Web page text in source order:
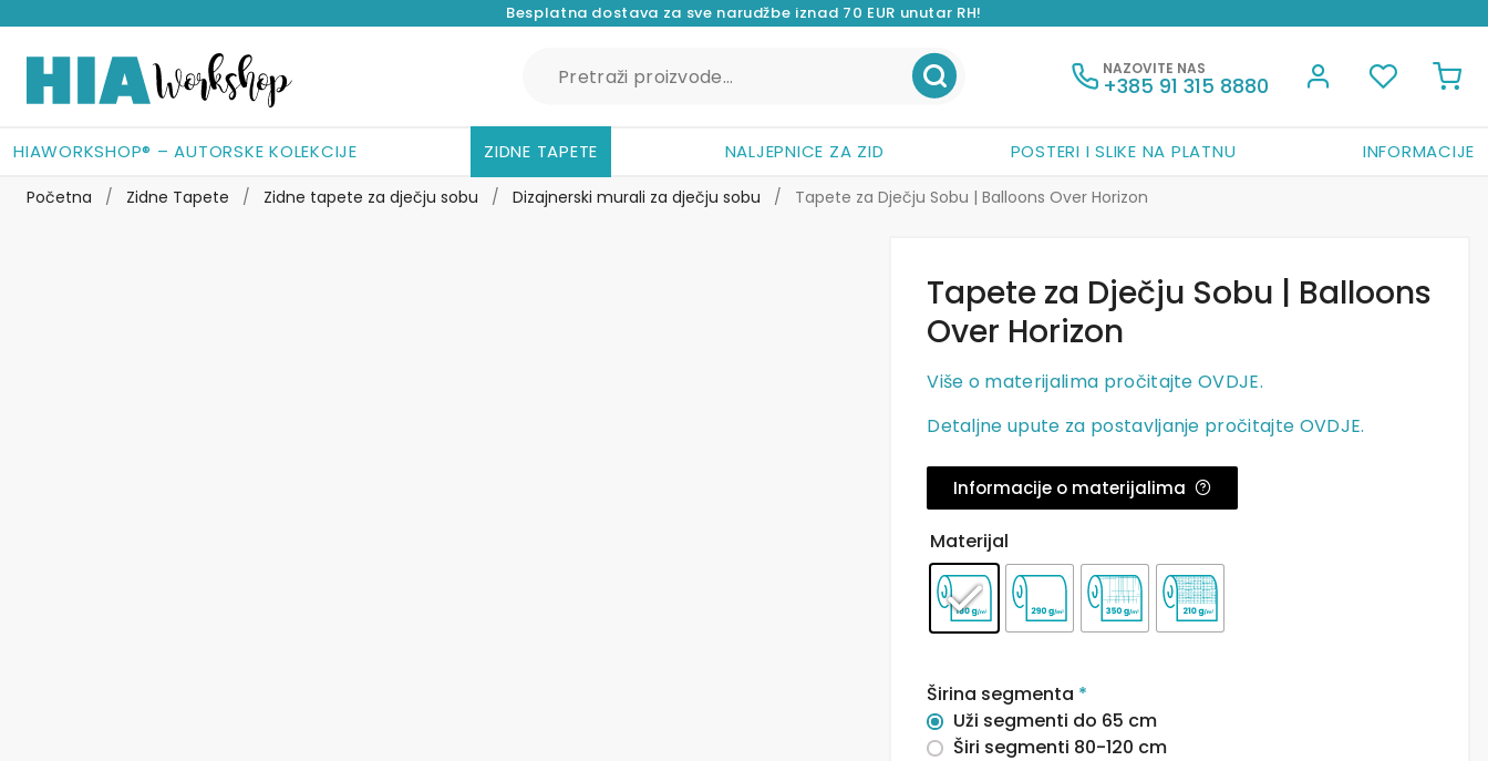
Besplatna dostava za sve narudžbe iznad 70 EUR unutar RH!
HIAWORKSHOP® – AUTORSKE KOLEKCIJE ZIDNE TAPETE NALJEPNICE ZA ZID POSTERI I SLIKE NA PLATNU INFORMACIJE
NAZOVITE NAS
+385 91 315 8880
Preskoči
na
navigaciju
Skoči
do
sadržaja
Početna / Zidne Tapete / Zidne tapete za dječju sobu / Dizajnerski murali za dječju sobu / Tapete za Dječju Sobu | Balloons Over Horizon
Tapete za Dječju Sobu | Balloons
Over Horizon
Više o materijalima pročitajte OVDJE.
Detaljne upute za postavljanje pročitajte OVDJE.
Informacije o materijalima
Materijal
Širina segmenta *
Uži segmenti do 65 cm
Širi segmenti 80-120 cm